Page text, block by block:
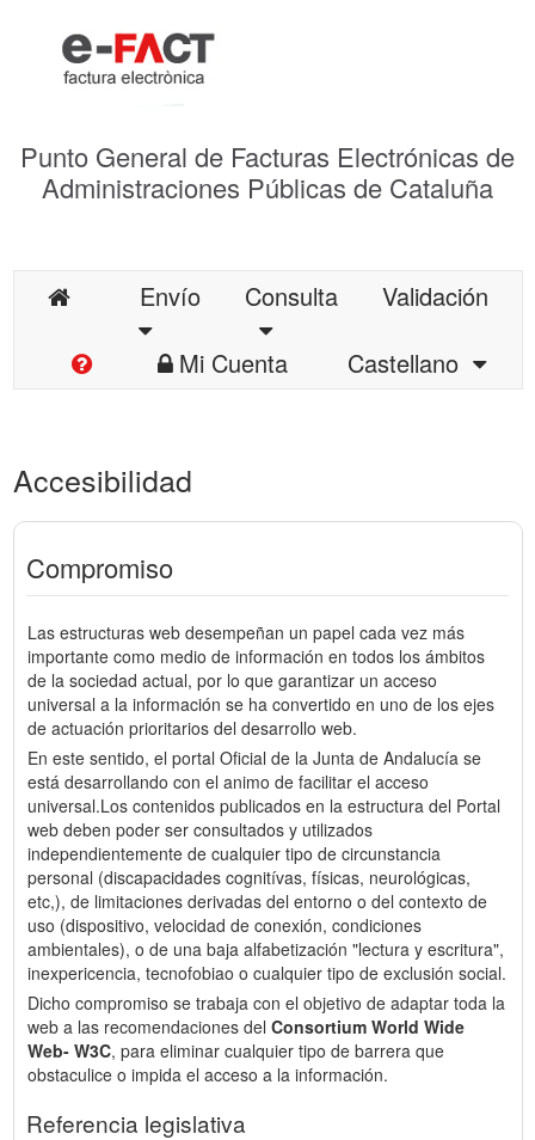
Punto General de Facturas Electrónicas de
Administraciones Públicas de Cataluña
Envío Consulta
Validación
Mi Cuenta
Castellano
Accesibilidad
Compromiso
Las estructuras web desempeñan un papel cada vez más
importante como medio de información en todos los ámbitos
de la sociedad actual, por lo que garantizar un acceso
universal a la información se ha convertido en uno de los ejes
de actuación prioritarios del desarrollo web.
En este sentido, el portal Oficial de la Junta de Andalucía se
está desarrollando con el animo de facilitar el acceso
universal.Los contenidos publicados en la estructura del Portal
web deben poder ser consultados y utilizados
independientemente de cualquier tipo de circunstancia
personal (discapacidades cognitívas, físicas, neurológicas,
etc,), de limitaciones derivadas del entorno o del contexto de
uso (dispositivo, velocidad de conexión, condiciones
ambientales), o de una baja alfabetización "lectura y escritura",
inexpericencia, tecnofobiao o cualquier tipo de exclusión social.
Dicho compromiso se trabaja con el objetivo de adaptar toda la
web a las recomendaciones del Consortium World Wide
Web- W3C, para eliminar cualquier tipo de barrera que
obstaculice o impida el acceso a la información.
Referencia legislativa